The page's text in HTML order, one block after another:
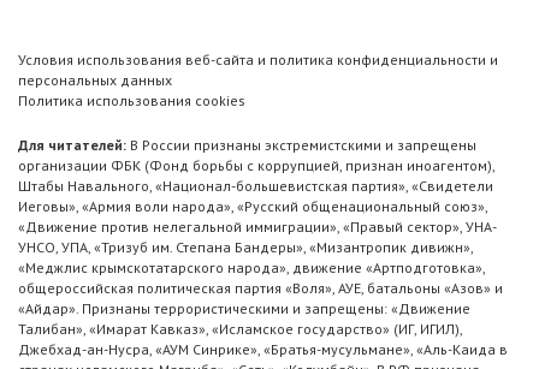
Условия использования веб-сайта и политика конфиденциальности и
персональных данных
Политика использования cookies
Для читателей: В России признаны экстремистскими и запрещены
организации ФБК (Фонд борьбы с коррупцией, признан иноагентом),
Штабы Навального, «Национал-большевистская партия», «Свидетели
Иеговы», «Армия воли народа», «Русский общенациональный союз»,
«Движение против нелегальной иммиграции», «Правый сектор», УНА-
УНСО, УПА, «Тризуб им. Степана Бандеры», «Мизантропик дивижн»,
«Меджлис крымскотатарского народа», движение «Артподготовка»,
общероссийская политическая партия «Воля», АУЕ, батальоны «Азов» и
«Айдар». Признаны террористическими и запрещены: «Движение
Талибан», «Имарат Кавказ», «Исламское государство» (ИГ, ИГИЛ),
Джебхад-ан-Нусра, «АУМ Синрике», «Братья-мусульмане», «Аль-Каида в